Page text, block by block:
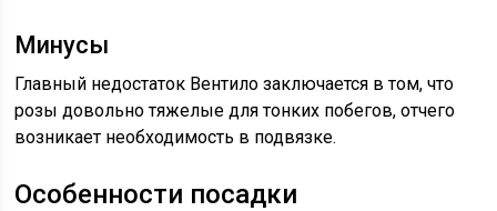
Минусы
Главный недостаток Вентило заключается в том, что
розы довольно тяжелые для тонких побегов, отчего
возникает необходимость в подвязке.
Особенности посадки